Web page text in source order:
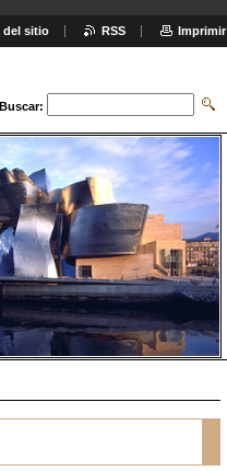
Buscar:
del sitio RSS Imprimir